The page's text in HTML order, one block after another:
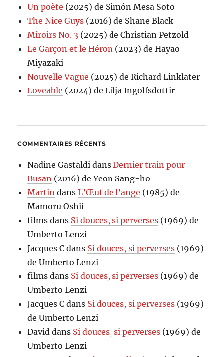
Un poète (2025) de Simón Mesa Soto
The Nice Guys (2016) de Shane Black
Miroirs No. 3 (2025) de Christian Petzold
Le Garçon et le Héron (2023) de Hayao
Miyazaki
Nouvelle Vague (2025) de Richard Linklater
Loveable (2024) de Lilja Ingolfsdottir
COMMENTAIRES RÉCENTS
Nadine Gastaldi dansDernier train pour
Busan (2016) de Yeon Sang-ho
Martin dansL’Œuf de l’ange (1985) de
Mamoru Oshii
films dans Si douces, si perverses (1969) de
Umberto Lenzi
Jacques C dans Si douces, si perverses (1969)
de Umberto Lenzi
films dans Si douces, si perverses (1969) de
Umberto Lenzi
Jacques C dans Si douces, si perverses (1969)
de Umberto Lenzi
David dans Si douces, si perverses (1969) de
Umberto Lenzi